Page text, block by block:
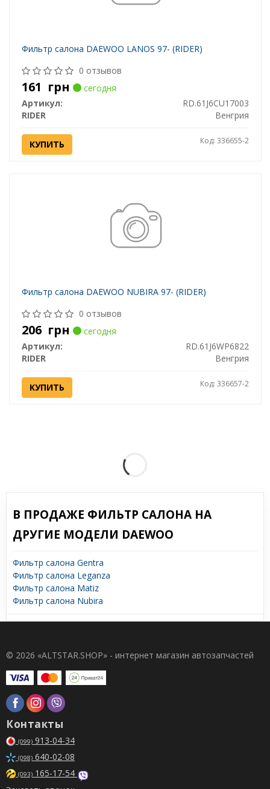
Фильтр салона DAEWOO LANOS 97- (RIDER)
0 отзывов
161 грн
сегодня
Артикул:
RD.61J6CU17003
RIDER
Венгрия
КУПИТЬ Код: 336655-2
Фильтр салона DAEWOO NUBIRA 97- (RIDER)
0 отзывов
206 грн
сегодня
Артикул:
RD.61J6WP6822
RIDER
Венгрия
КУПИТЬ Код: 336657-2
В ПРОДАЖЕ ФИЛЬТР САЛОНА НА
ДРУГИЕ МОДЕЛИ DAEWOO
Фильтр салона Gentra
Фильтр салона Leganza
Фильтр салона Matiz
Фильтр салона Nubira
© 2026 «ALTSTAR.SHOP» - интернет магазин автозапчастей
Контакты
(099) 913-04-34
(098) 640-02-08
(093) 165-17-54